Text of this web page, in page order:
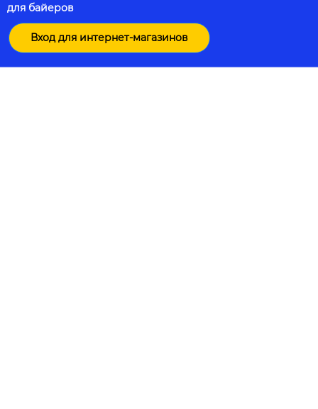
для байеров
Вход для интернет-магазинов